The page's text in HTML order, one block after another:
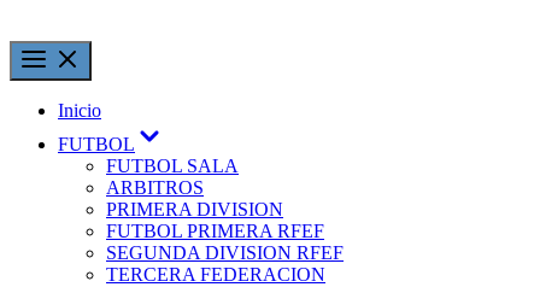
Inicio
FUTBOL
FUTBOL SALA
ARBITROS
PRIMERA DIVISION
FUTBOL PRIMERA RFEF
SEGUNDA DIVISION RFEF
TERCERA FEDERACION